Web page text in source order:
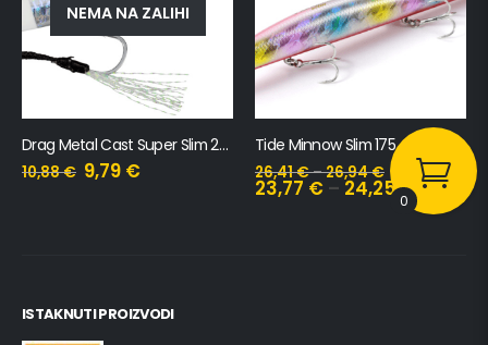
NEMA NA ZALIHI
Drag Metal Cast Super Slim 20gr
10,88€ 9,79 €
Tide Minnow Slim 175
26,41€–26,94€
23,77 € – 24,25€
ISTAKNUTI PROIZVODI
0